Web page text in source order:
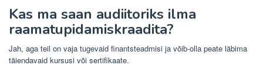
Kas ma saan audiitoriks ilma
raamatupidamiskraadita?
Jah, aga teil on vaja tugevaid finantsteadmisi ja võib-olla peate läbima
täiendavaid kursusi või sertifikaate.